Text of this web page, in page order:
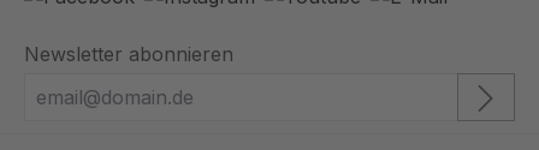
Newsletter abonnieren